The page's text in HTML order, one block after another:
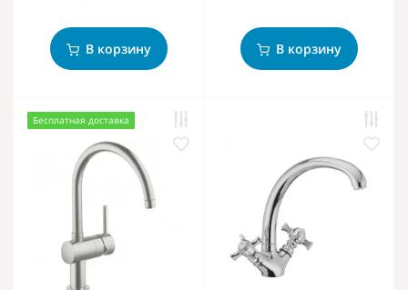
В корзину В корзину
Бесплатная доставка